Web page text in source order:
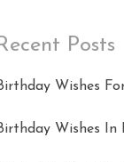
Posts
Wishes
Wishes In